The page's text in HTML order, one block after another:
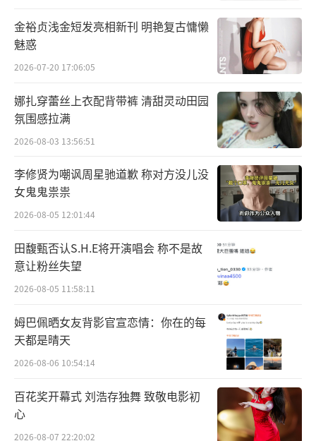
现，在这个寒冷的季节为全年龄层观众送上了
一部温暖治愈的“下饭”好剧。
描摹时代肌理与烟火生活
诗意“巷情”传递温暖内核
《小巷人家》用诙谐幽默、轻松抚慰的喜
金裕贞浅金短发亮相新刊 明艳复古慵懒
魅惑
2026-07-20 17:06:05
娜扎穿蕾丝上衣配背带裤 清甜灵动田园
氛围感拉满
2026-08-03 13:56:51
李修贤为嘲讽周星驰道歉 称对方没儿没
女鬼鬼祟祟
2026-08-05 12:01:44
田馥甄否认S.H.E将开演唱会 称不是故
意让粉丝失望
2026-08-05 11:58:11
姆巴佩晒女友背影官宣恋情：你在的每
天都是晴天
2026-08-06 10:54:14
百花奖开幕式 刘浩存独舞 致敬电影初
心
2026-08-07 22:20:02